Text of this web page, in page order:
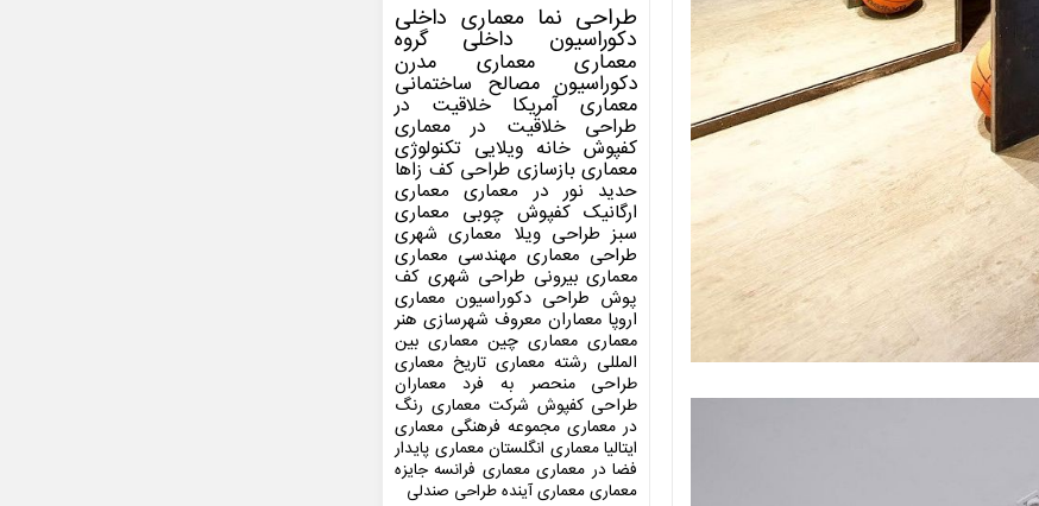
طراحی نما معماری داخلی
دکوراسیون داخلی گروه
معماری معماری مدرن
دکوراسیون مصالح ساختمانی
معماری آمریکا خلاقیت در
طراحی خلاقیت در معماری
کفپوش خانه ویلایی تکنولوژی
معماری بازسازی طراحی کف زاها
حدید نور در معماری معماری
ارگانیک کفپوش چوبی معماری
سبز طراحی ویلا معماری شهری
طراحی معماری مهندسی معماری
معماری بیرونی طراحی شهری کف
پوش طراحی دکوراسیون معماری
اروپا معماران معروف شهرسازی هنر
معماری معماری چین معماری بین
المللی رشته معماری تاریخ معماری
طراحی منحصر به فرد معماران
طراحی کفپوش شرکت معماری رنگ
در معماری مجموعه فرهنگی معماری
ایتالیا معماری انگلستان معماری پایدار
فضا در معماری معماری فرانسه جایزه
معماریمعماری آیندهطراحی صندلی